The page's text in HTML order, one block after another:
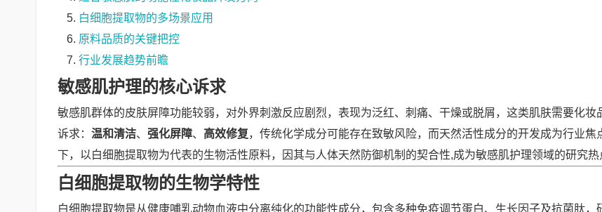
白细胞提取物的多场景应用
原料品质的关键把控
行业发展趋势前瞻
敏感肌护理的核心诉求
敏感肌群体的皮肤屏障功能较弱，对外界刺激反应剧烈，表现为泛红、刺痛、干燥或脱屑，这类肌肤需要化妆
诉求： 温和清洁、 强化屏障、 高效修复，传统化学成分可能存在致敏风险，而天然活性成分的开发成为行业焦
下，以白细胞提取物为代表的生物活性原料，因其与人体天然防御机制的契合性,成为敏感肌护理领域的研究热
白细胞提取物的生物学特性
白细胞提取物是从健康哺乳动物血液中分离纯化的功能性成分，包含多种免疫调节蛋白、生长因子及抗菌肽，